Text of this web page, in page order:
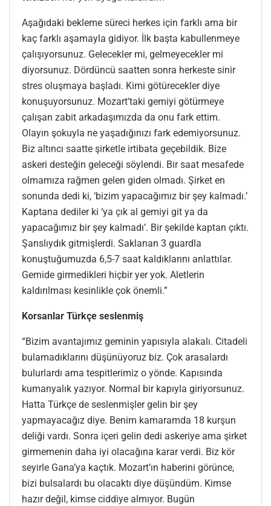
Aşağıdaki bekleme süreci herkes için farklı ama bir
kaç farklı aşamayla gidiyor. İlk başta kabullenmeye
çalışıyorsunuz. Gelecekler mi, gelmeyecekler mi
diyorsunuz. Dördüncü saatten sonra herkeste sinir
stres oluşmaya başladı. Kimi götürecekler diye
konuşuyorsunuz. Mozart’taki gemiyi götürmeye
çalışan zabit arkadaşımızda da onu fark ettim.
Olayın şokuyla ne yaşadığınızı fark edemiyorsunuz.
Biz altıncı saatte şirketle irtibata geçebildik. Bize
askeri desteğin geleceği söylendi. Bir saat mesafede
olmamıza rağmen gelen giden olmadı. Şirket en
sonunda dedi ki, ‘bizim yapacağımız bir şey kalmadı.’
Kaptana dediler ki ‘ya çık al gemiyi git ya da
yapacağımız bir şey kalmadı’. Bir şekilde kaptan çıktı.
Şanslıydık gitmişlerdi. Saklanan 3 guardla
konuştuğumuzda 6,5-7 saat kaldıklarını anlattılar.
Gemide girmedikleri hiçbir yer yok. Aletlerin
kaldırılması kesinlikle çok önemli.”
Korsanlar Türkçe seslenmiş
“Bizim avantajımız geminin yapısıyla alakalı. Citadeli
bulamadıklarını düşünüyoruz biz. Çok arasalardı
bulurlardı ama tespitlerimiz o yönde. Kapısında
kumanyalık yazıyor. Normal bir kapıyla giriyorsunuz.
Hatta Türkçe de seslenmişler gelin bir şey
yapmayacağız diye. Benim kamaramda 18 kurşun
deliği vardı. Sonra içeri gelin dedi askeriye ama şirket
girmemenin daha iyi olacağına karar verdi. Biz kör
seyirle Gana’ya kaçtık. Mozart’ın haberini görünce,
bizi bulsalardı bu olacaktı diye düşündüm. Kimse
hazır değil, kimse ciddiye almıyor. Bugün